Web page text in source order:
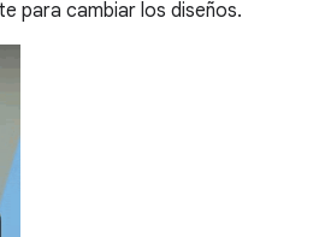
para cambiar los diseños.